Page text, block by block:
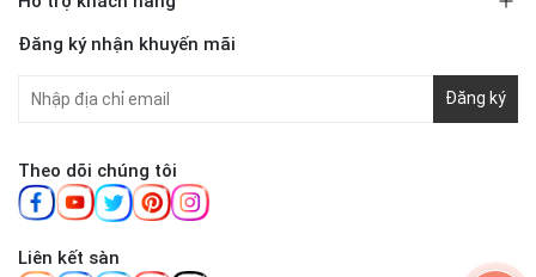
Đăng ký nhận khuyến mãi
Đăng ký
Theo dõi chúng tôi
Liên kết sàn